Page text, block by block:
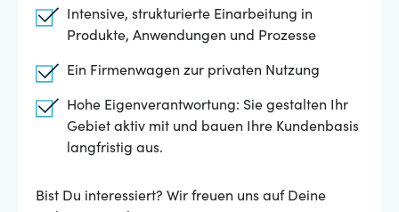
Intensive, strukturierte Einarbeitung in
Produkte, Anwendungen und Prozesse
Ein Firmenwagen zur privaten Nutzung
Hohe Eigenverantwortung: Sie gestalten Ihr
Gebiet aktiv mit und bauen Ihre Kundenbasis
langfristig aus.
Bist Du interessiert? Wir freuen uns auf Deine